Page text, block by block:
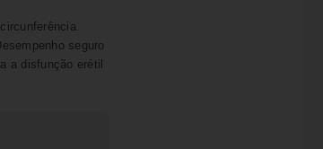
seguro
a disfunção erétil